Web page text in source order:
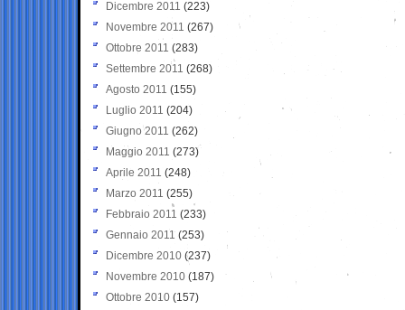
Dicembre 2011 (223)
Novembre 2011 (267)
Ottobre 2011 (283)
Settembre 2011 (268)
Agosto 2011 (155)
Luglio 2011 (204)
Giugno 2011 (262)
Maggio 2011 (273)
Aprile 2011 (248)
Marzo 2011 (255)
Febbraio 2011 (233)
Gennaio 2011 (253)
Dicembre 2010 (237)
Novembre 2010 (187)
Ottobre 2010 (157)